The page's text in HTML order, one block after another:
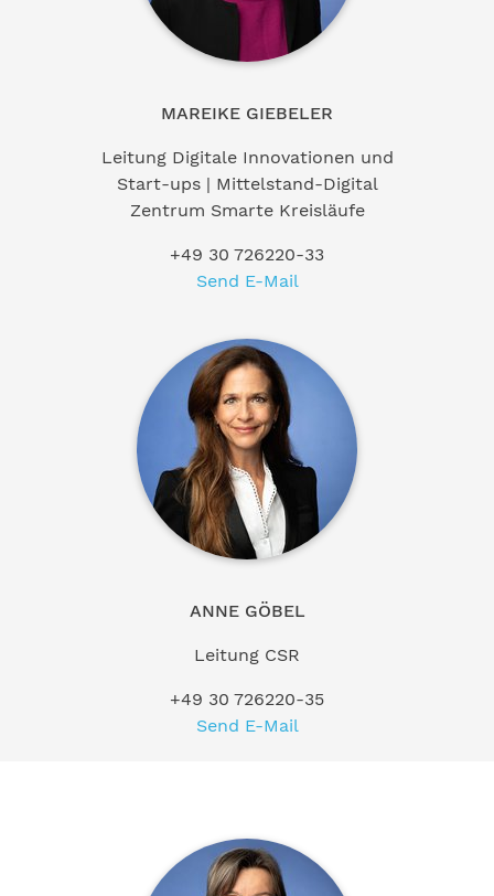
MAREIKE GIEBELER
Leitung Digitale Innovationen und
Start-ups | Mittelstand-Digital
Zentrum Smarte Kreisläufe
+49 30 726220-33
Send E-Mail
ANNE GÖBEL
Leitung CSR
+49 30 726220-35
Send E-Mail